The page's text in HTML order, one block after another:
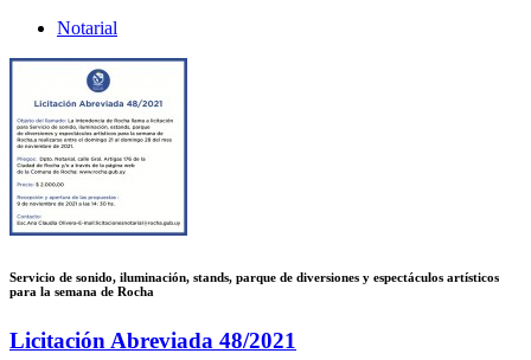
Notarial
Servicio de sonido, iluminación, stands, parque de diversiones y espectáculos artísticos
para la semana de Rocha
Licitación Abreviada 48/2021